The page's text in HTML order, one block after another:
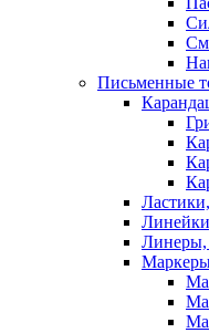
Письменные
Линеры,